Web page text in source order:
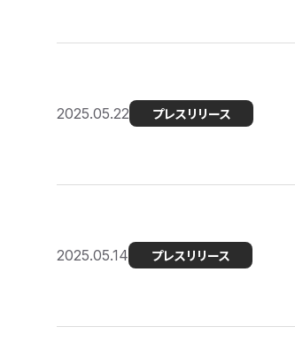
2025.05.22 プレスリリース
2025.05.14 プレスリリース